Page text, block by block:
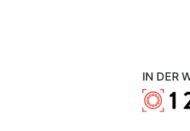
IN DER